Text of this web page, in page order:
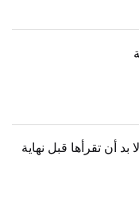
لا بد أن تقرأها قبل نهاية